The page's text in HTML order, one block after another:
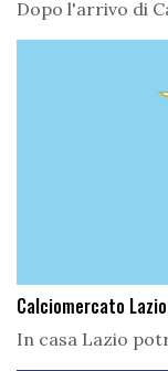
Dopo l'arrivo di
Calciomercato
In casa Lazio